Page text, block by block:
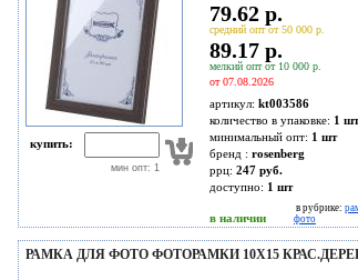
купить:
мин опт: 1
79.62 р.
средний опт от 50 000 р.
89.17 р.
мелкий опт от 10 000 р.
от 07.08.2026
артикул: kt003586
количество в упаковке: 1 шт
минимальный опт: 1 шт
бренд : rosenberg
ррц: 247 руб.
доступно: 1 шт
в наличии
в рубрике:
фото
РАМКА ДЛЯ ФОТО ФОТОРАМКИ 10Х15